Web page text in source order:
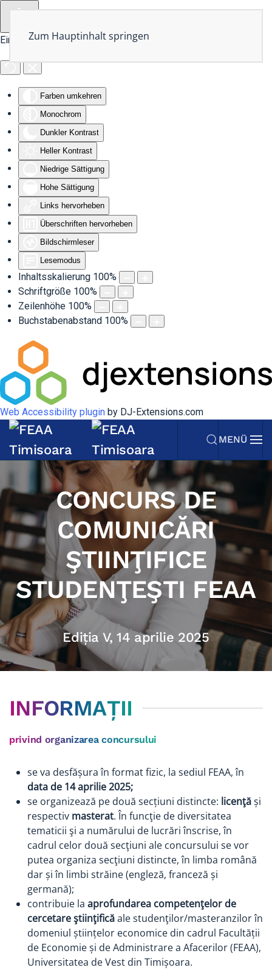
Eingabehilfen öffnen
Farben umkehren
Monochrom
Dunkler Kontrast
Heller Kontrast
Niedrige Sättigung
Hohe Sättigung
Links hervorheben
Überschriften hervorheben
Bildschirmleser
Lesemodus
Inhaltsskalierung 100%
Schriftgröße 100%
Zeilenhöhe 100%
Buchstabenabstand 100%
Web Accessibility plugin by DJ-Extensions.com
Zum Hauptinhalt springen
MENÜ
CONCURS DE
COMUNICĂRI
ŞTIINŢIFICE
STUDENŢEŞTI FEAA
Ediția V, 14 aprilie 2025
INFORMAȚII
privind organizarea concursului
se va desfășura în format fizic, la sediul FEAA, în
data de 14 aprilie 2025;
se organizează pe două secțiuni distincte: licenţăși
respectiv masterat. În funcţie de diversitatea
tematicii şi a numărului de lucrări înscrise, în
cadrul celor două secţiuni ale concursului se vor
putea organiza secţiuni distincte, în limba română
dar și în limbi străine (engleză, franceză și
germană);
contribuie la aprofundarea competenţelor de
cercetare ştiinţificăale studenţilor/masteranzilor în
domeniul științelor economice din cadrul Facultății
de Economie și de Administrare a Afacerilor (FEAA),
Universitatea de Vest din Timișoara.